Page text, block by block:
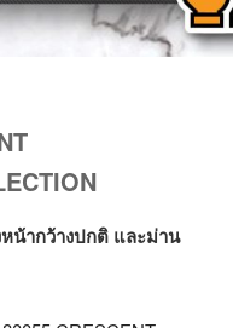
น้ากว้างปกติ และม่าน